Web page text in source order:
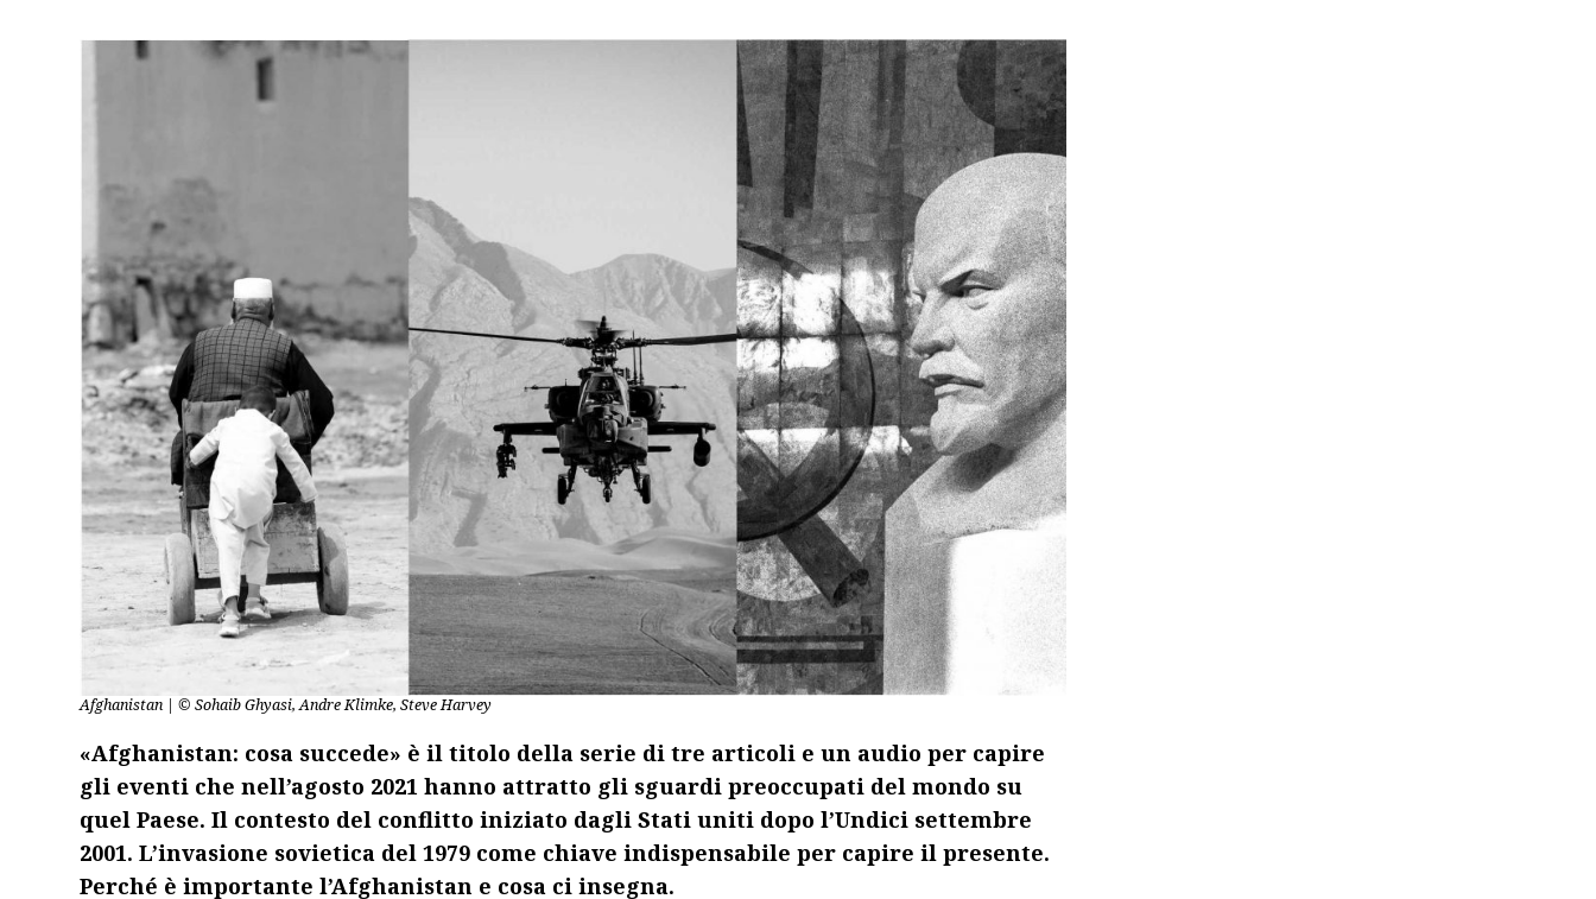
Afghanistan | © Sohaib Ghyasi, Andre Klimke, Steve Harvey
«Afghanistan: cosa succede» è il titolo della serie di tre articoli e un audio per capire
gli eventi che nell’agosto 2021 hanno attratto gli sguardi preoccupati del mondo su
quel Paese. Il contesto del conflitto iniziato dagli Stati uniti dopo l’Undici settembre
2001. L’invasione sovietica del 1979 come chiave indispensabile per capire il presente.
Perché è importante l’Afghanistan e cosa ci insegna.